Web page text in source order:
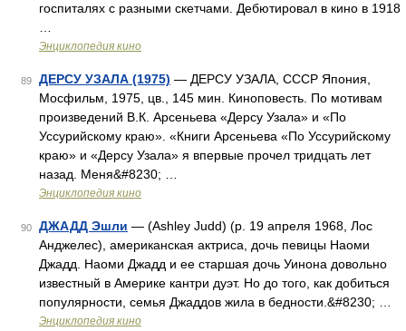
госпиталях с разными скетчами. Дебютировал в кино в 1918
Энциклопедия кино
89 ДЕРСУ УЗАЛА (1975) — ДЕРСУ УЗАЛА, СССР Япония,
Мосфильм, 1975, цв., 145 мин. Киноповесть. По мотивам
произведений В.К. Арсеньева «Дерсу Узала» и «По
Уссурийскому краю». «Книги Арсеньева «По Уссурийскому
краю» и «Дерсу Узала» я впервые прочел тридцать лет
назад. Меня&#8230; …
Энциклопедия кино
90 ДЖАДД Эшли — (Ashley Judd) (р. 19 апреля 1968, Лос
Анджелес), американская актриса, дочь певицы Наоми
Джадд. Наоми Джадд и ее старшая дочь Уинона довольно
известный в Америке кантри дуэт. Но до того, как добиться
популярности, семья Джаддов жила в бедности.&#8230; …
Энциклопедия кино